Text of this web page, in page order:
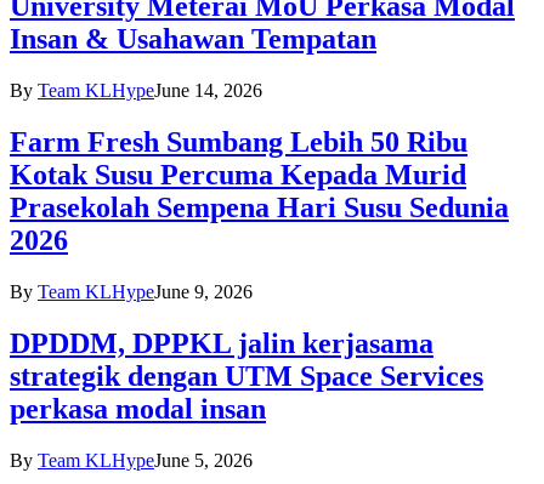
Insan & Usahawan Tempatan
By Team KLHypeJune 14, 2026
Farm Fresh Sumbang Lebih 50 Ribu
Kotak Susu Percuma Kepada Murid
Prasekolah Sempena Hari Susu Sedunia
2026
By Team KLHypeJune 9, 2026
DPDDM, DPPKL jalin kerjasama
strategik dengan UTM Space Services
perkasa modal insan
By Team KLHypeJune 5, 2026